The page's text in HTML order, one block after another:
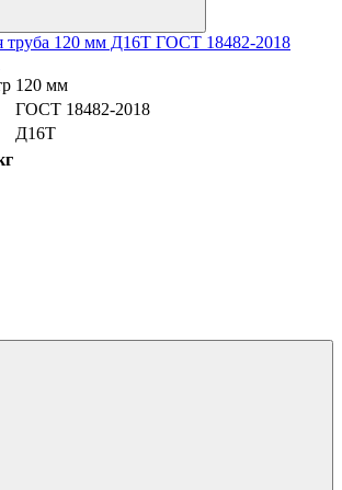
труба 120 мм Д16Т ГОСТ 18482-2018
120 мм
ГОСТ 18482-2018
Д16Т